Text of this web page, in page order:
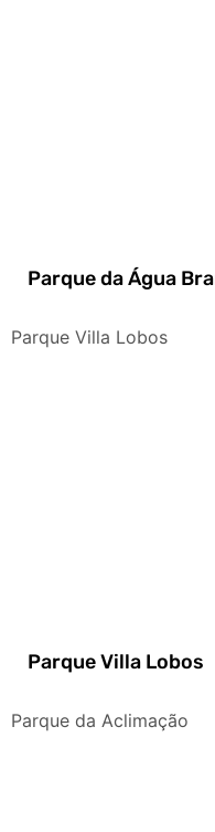
Parque da Água
Parque Villa Lobos
Parque Villa Lobos
Parque da Aclimação